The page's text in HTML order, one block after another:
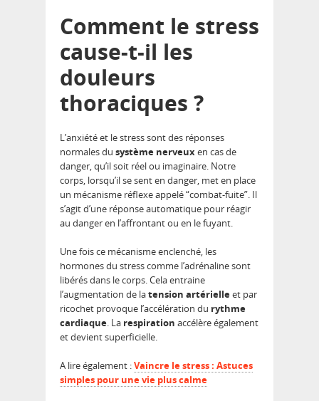
Comment le stress
cause-t-il les
douleurs
thoraciques ?
L’anxiété et le stress sont des réponses
normales du système nerveuxen cas de
danger, qu’il soit réel ou imaginaire. Notre
corps, lorsqu’il se sent en danger, met en place
un mécanisme réflexe appelé “combat-fuite”. Il
s’agit d’une réponse automatique pour réagir
au danger en l’affrontant ou en le fuyant.
Une fois ce mécanisme enclenché, les
hormones du stress comme l’adrénaline sont
libérés dans le corps. Cela entraine
l’augmentation de latension artérielleet par
ricochet provoque l’accélération du rythme
cardiaque. La respiration accélère également
et devient superficielle.
A lire également :Vaincre le stress : Astuces
simples pour une vie plus calme